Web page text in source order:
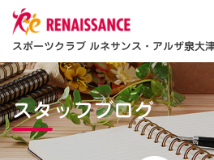
スポーツクラブ ルネサンス・アルザ泉大
スタッフブログ